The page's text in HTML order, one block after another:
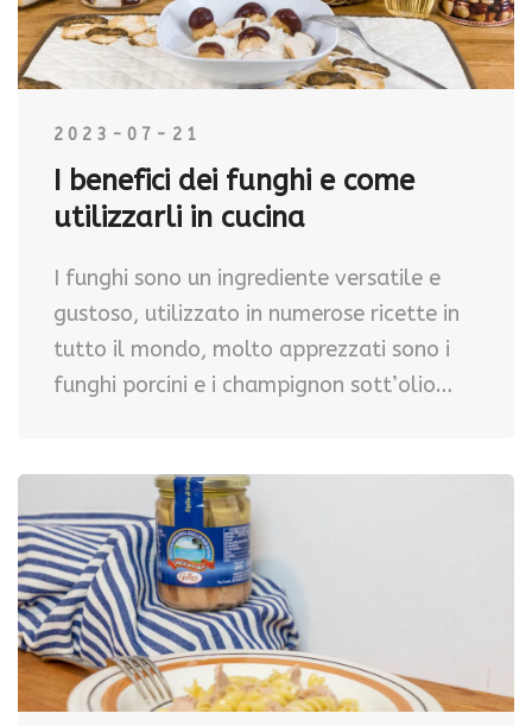
2023-07-21
I benefici dei funghi e come
utilizzarli in cucina
I funghi sono un ingrediente versatile e
gustoso, utilizzato in numerose ricette in
tutto il mondo, molto apprezzati sono i
funghi porcini e i champignon sott’olio…